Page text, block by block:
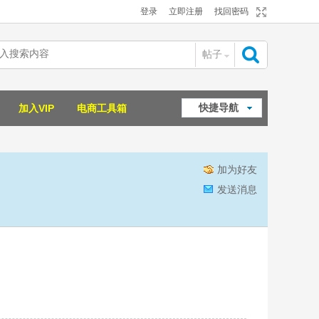
登录 立即注册 找回密码
帖子
快捷导航
加入VIP 电商工具箱
加为好友
发送消息